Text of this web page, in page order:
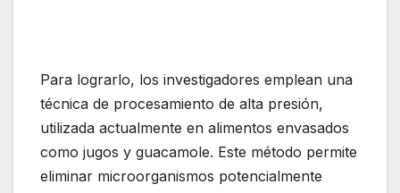
Para lograrlo, los investigadores emplean una
técnica de procesamiento de alta presión,
utilizada actualmente en alimentos envasados
como jugos y guacamole. Este método permite
eliminar microorganismos potencialmente